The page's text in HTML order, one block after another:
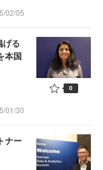
02/05
げる
本国
01/30
0
ナー